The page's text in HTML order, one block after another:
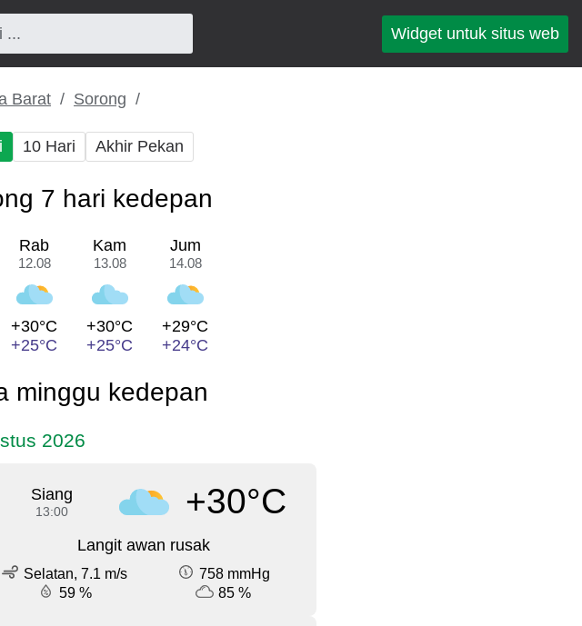
Widget untuk situs web
Barat Sorong
10 Hari Akhir Pekan
7 hari kedepan
Rab
12.08
+30°C
+25°C
Kam
13.08
+30°C
+25°C
Jum
14.08
+29°C
+24°C
minggu kedepan
2026
Siang
13:00 +30°C
Langit awan rusak
Selatan, 7.1 m/s
758 mmHg
59 %
85 %